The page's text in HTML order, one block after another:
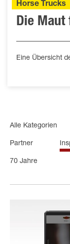
Horse Trucks
Die Maut
Eine Übersicht
Alle Kategorien
Partner
70 Jahre